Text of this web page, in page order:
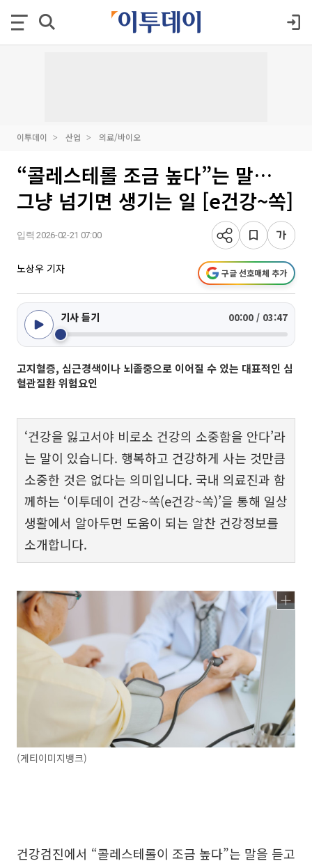
이투데이 산업 의료/바이오
“콜레스테롤 조금 높다”는 말…
그냥 넘기면 생기는 일 [e건강~쏙]
입력 2026-02-21 07:00
노상우 기자 구글 선호매체 추가
기사 듣기 00:00 / 03:47
고지혈증, 심근경색이나 뇌졸중으로 이어질 수 있는 대표적인 심
혈관질환 위험요인
‘건강을 잃고서야 비로소 건강의 소중함을 안다’라
는 말이 있습니다. 행복하고 건강하게 사는 것만큼
소중한 것은 없다는 의미입니다. 국내 의료진과 함
께하는 ‘이투데이 건강~쏙(e건강~쏙)’을 통해 일상
생활에서 알아두면 도움이 되는 알찬 건강정보를
소개합니다.
(게티이미지뱅크)
건강검진에서 “콜레스테롤이 조금 높다”는 말을 듣고